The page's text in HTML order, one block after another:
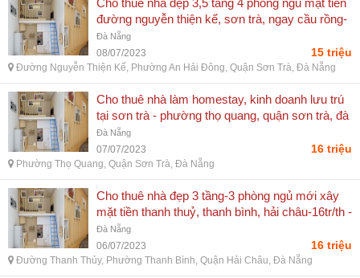
Cho thuê nhà đẹp 3,5 tầng 4 phòng ngủ mặt tiền
đường nguyễn thiện kế, sơn trà, ngay cầu rồng-
15tr/th - đường nguyễn thiện kế, phường an hải
đông, quận sơn trà, đà nẵng
Đà Nẵng
08/07/2023 15 triệu
Đường Nguyễn Thiện Kế, Phường An Hải Đông, Quận Sơn Trà, Đà Nẵng
Cho thuê nhà làm homestay, kinh doanh lưu trú
tại sơn trà - phường thọ quang, quận sơn trà, đà
nẵng
Đà Nẵng
07/07/2023 16 triệu
Phường Thọ Quang, Quận Sơn Trà, Đà Nẵng
Cho thuê nhà đẹp 3 tầng-3 phòng ngủ mới xây
mặt tiền thanh thuỷ, thanh bình, hải châu-16tr/th -
đường thanh thủy, phường thanh bình, quận hải
châu, đà nẵng
Đà Nẵng
06/07/2023 16 triệu
Đường Thanh Thủy, Phường Thanh Bình, Quận Hải Châu, Đà Nẵng